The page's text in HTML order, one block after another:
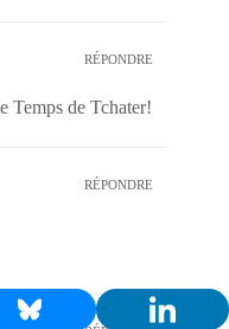
RÉPONDRE
Temps de Tchater!
RÉPONDRE